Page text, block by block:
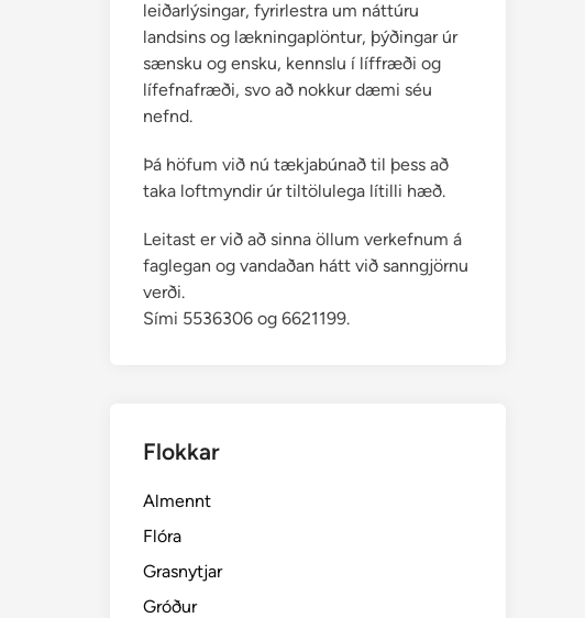
leiðarlýsingar, fyrirlestra um náttúru
landsins og lækningaplöntur, þýðingar úr
sænsku og ensku, kennslu í líffræði og
lífefnafræði, svo að nokkur dæmi séu
nefnd.
Þá höfum við nú tækjabúnað til þess að
taka loftmyndir úr tiltölulega lítilli hæð.
Leitast er við að sinna öllum verkefnum á
faglegan og vandaðan hátt við sanngjörnu
verði.
Sími 5536306 og 6621199.
Flokkar
Almennt
Flóra
Grasnytjar
Gróður